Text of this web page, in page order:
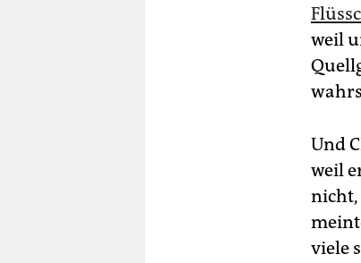
weil
Und
weil
nicht,
viele